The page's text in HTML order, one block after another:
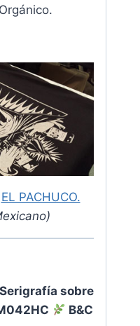
EL PACHUCO.
sobre
B&C